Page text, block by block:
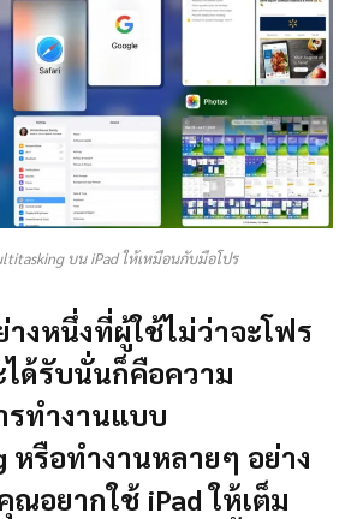
บน iPad ให้เหมือนกับมือโปร
างหนึ่งที่ผู้ใช้ไม่ว่าจะโฟร
ได้รับนั่นก็คือความ
รทำงานแบบ
หรือทำงานหลายๆ อย่าง
อยากใช้ iPad ให้เต็ม